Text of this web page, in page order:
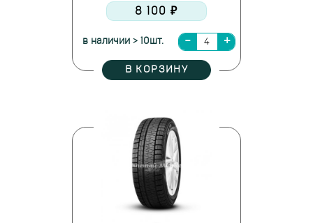
8 100 ₽
в наличии > 10шт.
В КОРЗИНУ